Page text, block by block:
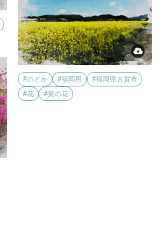
#のどか #福岡県
#福岡県古賀市
#花
#菜の花